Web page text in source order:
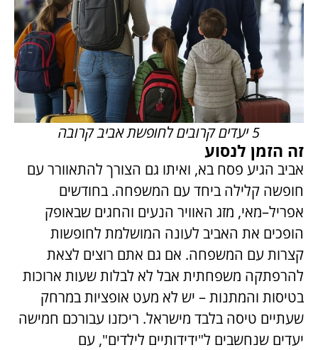
5 יעדים קרובים לחופשת אביב קרובה
זה הזמן לנסוע
אביב הגיע פסח בא, ואיתו גם הצורך להתאוורר עם
חופשה קלילה ביחד עם המשפחה. בחודשים
אפריל–מאי, מזג האוויר הנעים והחגים שבאופק
הופכים את האביב לעונה המושלמת לחופשות
קצרות עם המשפחה. אם גם אתם רוצים לצאת
להרפתקה משפחתית אבל לא לבלות שעות ארוכות
בטיסות והמתנות – יש לא מעט אופציות במרחק
שעתיים טיסה בלבד מישראל. ריכזנו עבורכם חמישה
יעדים שנחשבים ל"ידידותיים לילדים", עם